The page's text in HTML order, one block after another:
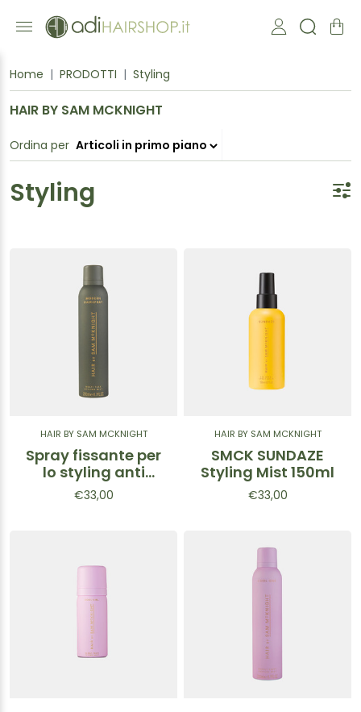
Home PRODOTTI Styling
HAIR BY SAM MCKNIGHT
Ordina per
Styling
HAIR BY SAM MCKNIGHT
Spray fissante per
lo styling anti
umidità
€33,00
HAIR BY SAM MCKNIGHT
SMCK SUNDAZE
Styling Mist 150ml
€33,00